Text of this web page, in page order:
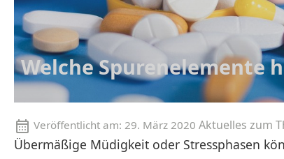
Welche Spurenelemente
Veröffentlicht am: 29. März 2020 Aktuelles zum
Übermäßige Müdigkeit oder Stressphasen